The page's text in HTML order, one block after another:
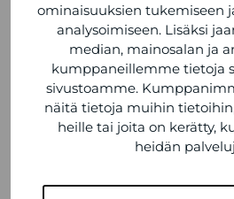
ominaisuuksien tukemiseen
analysoimiseen. Lisäksi
median, mainosalan ja
kumppaneillemme tietoja
sivustoamme.
näitä tietoja muihin
heille tai joita on kerätty,
heidän
Kesän 2026
6.7.2026
UUTUUS: Kia PV5
esteetön
15.5.2026
Tamlans Ford -